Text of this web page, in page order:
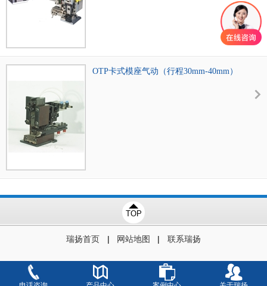
适应端子料厚：1.2mm(max)
送料机构 ：气动
OTP卡式模座气动（行程30mm-40mm）
TOP
瑞扬首页 | 网站地图 | 联系瑞扬